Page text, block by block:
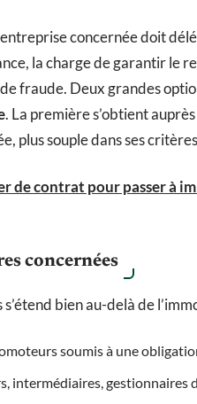
concernée doit
la charge de garantir le
fraude. Deux grandes
. La première s’obtient
plus souple dans ses
de contrat pour passer à
concernées
bien au-delà de
soumis à une
intermédiaires, gestionnaires